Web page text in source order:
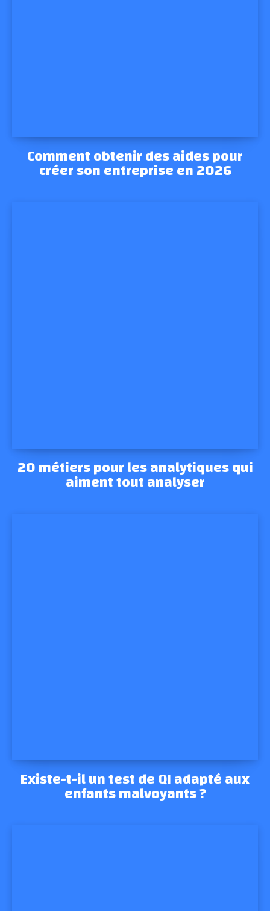
Comment obtenir des aides pour
créer son entreprise en 2026
20 métiers pour les analytiques qui
aiment tout analyser
Existe-t-il un test de QI adapté aux
enfants malvoyants ?